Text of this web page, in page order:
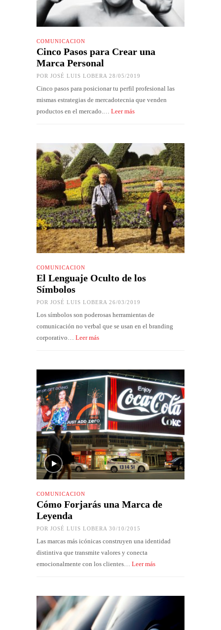
COMUNICACIÓN
Cinco Pasos para Crear una
Marca Personal
POR JOSÉ LUIS LOBERA 28/05/2019
Cinco pasos para posicionar tu perfil profesional las
mismas estrategias de mercadotecnia que venden
productos en el mercado.… Leer más
COMUNICACIÓN
El Lenguaje Oculto de los
Símbolos
POR JOSÉ LUIS LOBERA 26/03/2019
Los símbolos son poderosas herramientas de
comunicación no verbal que se usan en el branding
corporativo… Leer más
COMUNICACIÓN
Cómo Forjarás una Marca de
Leyenda
POR JOSÉ LUIS LOBERA 30/10/2015
Las marcas más icónicas construyen una identidad
distintiva que transmite valores y conecta
emocionalmente con los clientes… Leer más